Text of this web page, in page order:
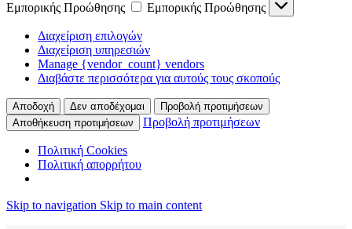
Εμπορικής Προώθησης
Εμπορικής Προώθησης
Διαχείριση επιλογών
Διαχείριση υπηρεσιών
Manage {vendor_count} vendors
Διαβάστε περισσότερα για αυτούς τους σκοπούς
Αποδοχή Δεν αποδέχομαι
Προβολή προτιμήσεων
Αποθήκευση προτιμήσεων
Προβολή προτιμήσεων
Πολιτική Cookies
Πολιτική απορρήτου
Skip to navigation Skip to main content